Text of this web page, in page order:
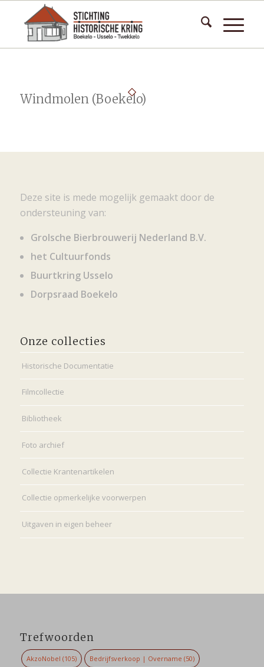
Windmolen (Boekelo)
Deze site is mede mogelijk gemaakt door de
ondersteuning van:
Grolsche Bierbrouwerij Nederland B.V.
het Cultuurfonds
Buurtkring Usselo
Dorpsraad Boekelo
Onze collecties
Historische Documentatie
Filmcollectie
Bibliotheek
Foto archief
Collectie Krantenartikelen
Collectie opmerkelijke voorwerpen
Uitgaven in eigen beheer
Trefwoorden
AkzoNobel (105) Bedrijfsverkoop | Overname (50)